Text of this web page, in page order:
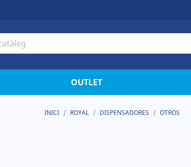
OUTLET
INICI ROYAL DISPENSADORES OTROS